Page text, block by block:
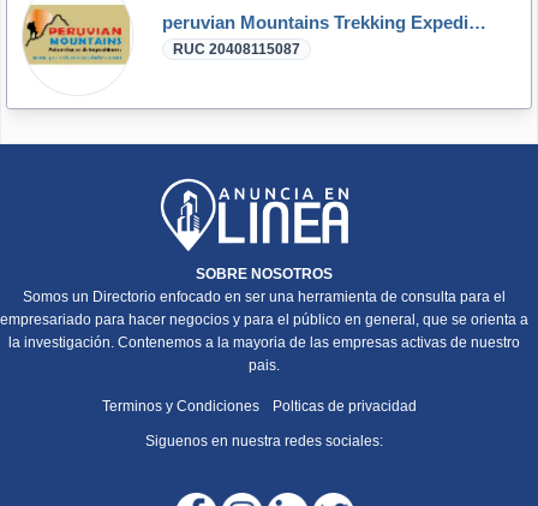
peruvian Mountains Trekking Expeditions
RUC 20408115087
SOBRE NOSOTROS
Somos un Directorio enfocado en ser una herramienta de consulta para el
empresariado para hacer negocios y para el público en general, que se orienta a
la investigación. Contenemos a la mayoria de las empresas activas de nuestro
pais.
Terminos y Condiciones Polticas de privacidad
Siguenos en nuestra redes sociales: